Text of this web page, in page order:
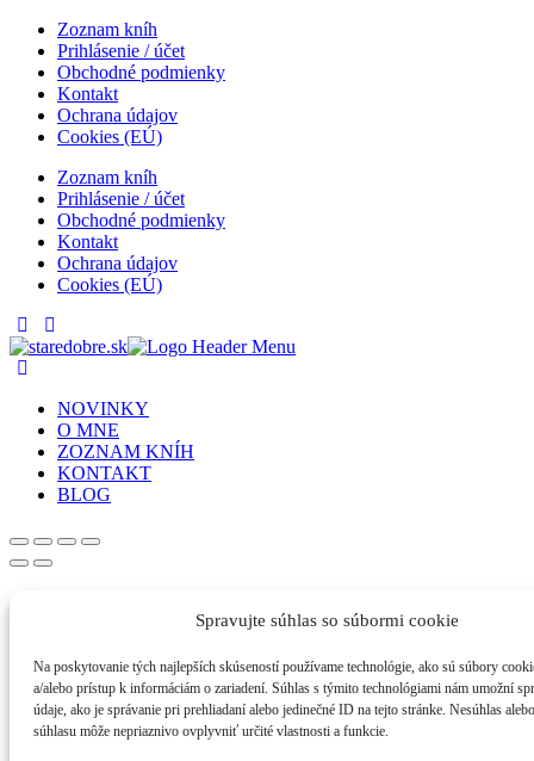
Spravujte súhlas so súbormi cookie
Na poskytovanie tých najlepších skúseností používame technológie, ako sú súbory
a/alebo prístup k informáciám o zariadení. Súhlas s týmito technológiami nám umožní
údaje, ako je správanie pri prehliadaní alebo jedinečné ID na tejto stránke. Nesúhlas
súhlasu môže nepriaznivo ovplyvniť určité vlastnosti a funkcie.
Zoznam kníh
Prihlásenie / účet
Obchodné podmienky
Kontakt
Ochrana údajov
Cookies (EÚ)
Zoznam kníh
Prihlásenie / účet
Obchodné podmienky
Kontakt
Ochrana údajov
Cookies (EÚ)
NOVINKY
O MNE
ZOZNAM KNÍH
KONTAKT
BLOG